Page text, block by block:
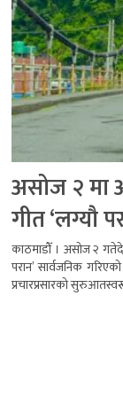
असोज २ मा
गीत ‘लग्यौ
काठमाडौँ । असोज २
परान’ सार्वजनिक
प्रचारप्रसारको